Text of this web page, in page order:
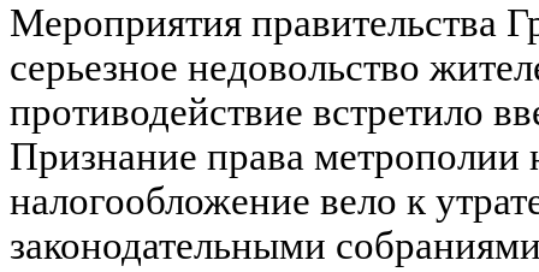
Мероприятия правительства
серьезное недовольство
противодействие встретило
Признание права метрополии
налогообложение вело к
законодательными